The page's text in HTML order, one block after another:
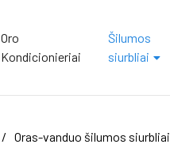
Oro
Kondicionieriai
Šilumos
siurbliai
/ Oras-vanduo šilumos siurbliai